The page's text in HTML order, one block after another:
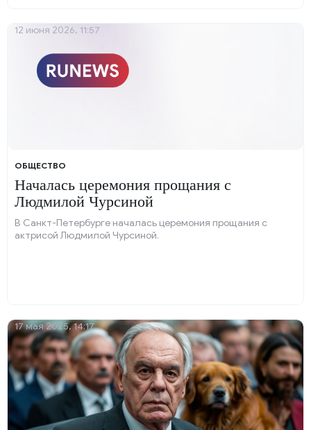
ОБЩЕСТВО
Началась церемония прощания с
Людмилой Чурсиной
В Санкт-Петербурге началась церемония прощания с
актрисой Людмилой Чурсиной.
12 июня 2026, 11:57
17 мая 2025, 14:17